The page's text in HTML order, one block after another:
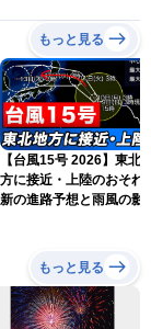
もっと見る
【台風15号 2026】東北
方に接近・上陸のおそれ
新の進路予想と雨風の影
もっと見る